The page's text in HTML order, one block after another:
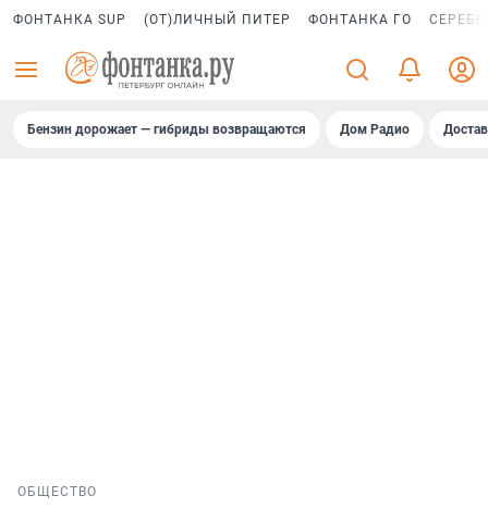
ФОНТАНКА SUP (ОТ)ЛИЧНЫЙ ПИТЕР ФОНТАНКА ГО
Бензин дорожает — гибриды возвращаются Дом Радио
ОБЩЕСТВО